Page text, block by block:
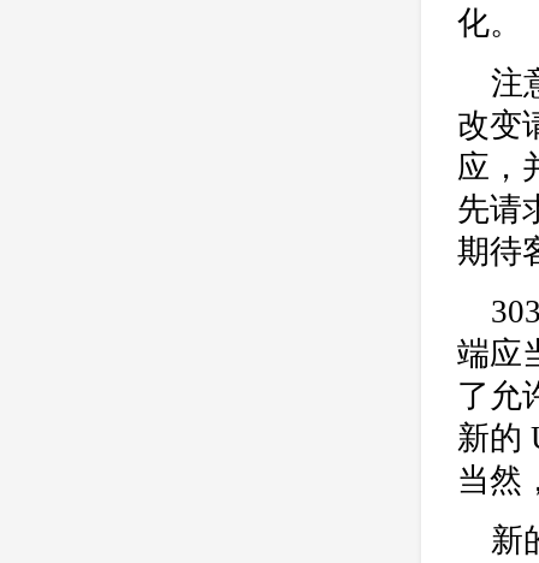
化。
注
改变
应，
先请
期待
端应
了允
新的
当然
新